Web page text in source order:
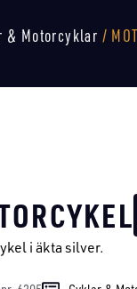
& Motorcyklar /
i äkta silver.